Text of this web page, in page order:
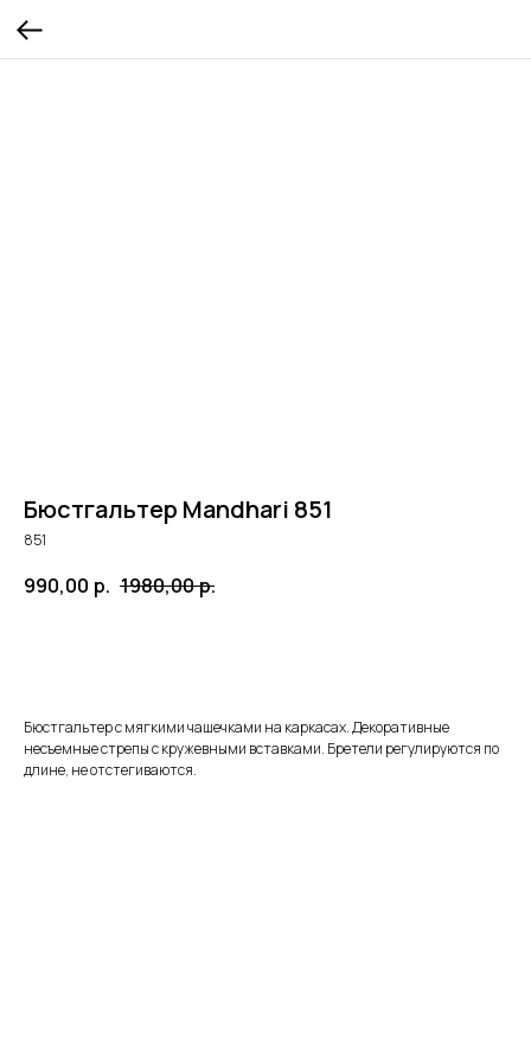
Бюстгальтер Mandhari 851
851
990,00 р. 1980,00р.
Бюстгальтер с мягкими чашечками на каркасах. Декоративные
несъемные стрепы с кружевными вставками. Бретели регулируются по
длине, не отстегиваются.